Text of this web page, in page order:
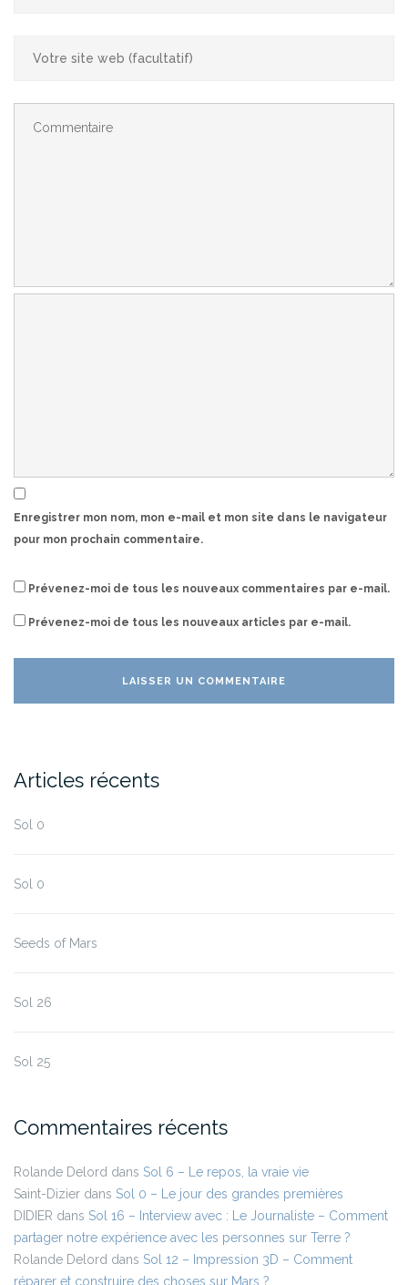
Enregistrer mon nom, mon e-mail et mon site dans le navigateur
pour mon prochain commentaire.
Prévenez-moi de tous les nouveaux commentaires par e-mail.
Prévenez-moi de tous les nouveaux articles par e-mail.
Articles récents
Sol 0
Sol 0
Seeds of Mars
Sol 26
Sol 25
Commentaires récents
Rolande Delord dans Sol 6 – Le repos, la vraie vie
Saint-Dizier dans Sol 0 – Le jour des grandes premières
DIDIER dans Sol 16 – Interview avec : Le Journaliste – Comment
partager notre expérience avec les personnes sur Terre ?
Rolande Delord dans Sol 12 – Impression 3D – Comment
réparer et construire des choses sur Mars ?